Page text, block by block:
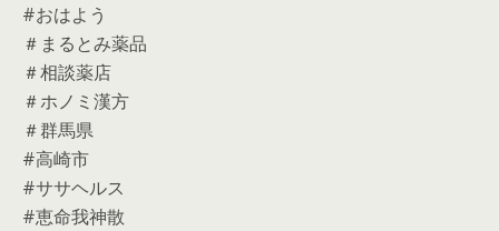
#おはよう
＃まるとみ薬品
＃相談薬店
＃ホノミ漢方
＃群馬県
#高崎市
#ササヘルス
#恵命我神散